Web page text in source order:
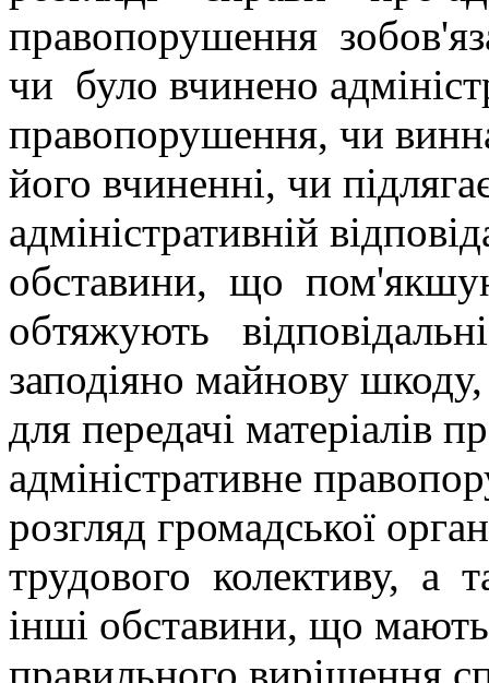
правопорушення
чи було вчинено
правопорушення, чи
його вчиненні, чи
адміністративній
обставини, що
обтяжують
заподіяно майнову
для передачі матеріалів
адміністративне
розгляд громадської
трудового колективу, а
інші обставини, що